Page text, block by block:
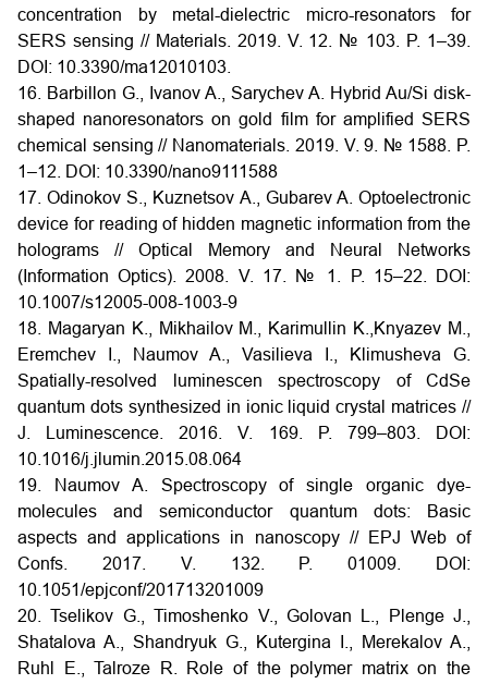
concentration by metal-dielectric micro-resonators for
SERS sensing // Materials. 2019. V. 12. № 103. P. 1–39.
DOI: 10.3390/ma12010103.
16. Barbillon G., Ivanov A., Sarychev A. Hybrid Au/Si disk-
shaped nanoresonators on gold film for amplified SERS
chemical sensing // Nanomaterials. 2019. V. 9. № 1588. P.
1–12. DOI: 10.3390/nano9111588
17. Odinokov S., Kuznetsov A., Gubarev A. Optoelectronic
device for reading of hidden magnetic information from the
holograms // Optical Memory and Neural Networks
(Information Optics). 2008. V. 17. № 1. P. 15–22. DOI:
10.1007/s12005-008-1003-9
18. Magaryan K., Mikhailov M., Karimullin K.,Knyazev M.,
Eremchev I., Naumov A., Vasilieva I., Klimusheva G.
Spatially-resolved luminescen spectroscopy of CdSe
quantum dots synthesized in ionic liquid crystal matrices //
J. Luminescence. 2016. V. 169. P. 799–803. DOI:
10.1016/j.jlumin.2015.08.064
19. Naumov A. Spectroscopy of single organic dye-
molecules and semiconductor quantum dots: Basic
aspects and applications in nanoscopy // EPJ Web of
Confs. 2017. V. 132. P. 01009. DOI:
10.1051/epjconf/201713201009
20. Tselikov G., Timoshenko V., Golovan L., Plenge J.,
Shatalova A., Shandryuk G., Kutergina I., Merekalov A.,
Ruhl E., Talroze R. Role of the polymer matrix on the